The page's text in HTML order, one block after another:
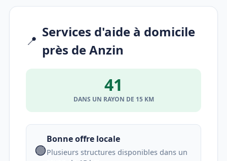
📍
Services d'aide à domicile
près de Anzin
41
DANS UN RAYON DE 15 KM
🟢
Bonne offre locale
Plusieurs structures disponibles dans un